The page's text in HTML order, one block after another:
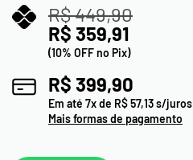
R$449,90
R$ 359,91
(10% OFF no Pix)
R$ 399,90
Em até 7x de R$57,13s/juros
Mais formas de pagamento